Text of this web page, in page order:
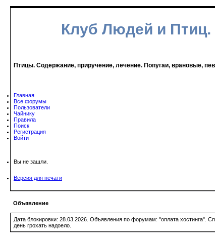
Клуб Людей и
Птицы. Содержание, приручение, лечение. Попугаи, врановые,
Главная
Все форумы
Пользователи
Чайнику
Правила
Поиск
Регистрация
Войти
Вы не зашли.
Версия для печати
Объявление
Дата блокировки: 28.03.2026. Объявления по форумам: "оплата хостинга".
день грохать надоело.